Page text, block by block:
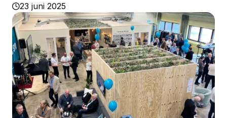
23 juni 2025